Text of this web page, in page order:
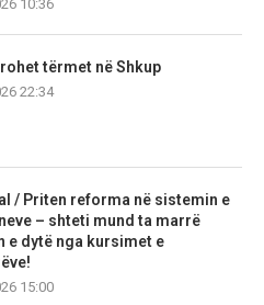
10:36
tërmet në Shkup
22:34
/ Priten reforma në sistemin e
– shteti mund ta marrë
e dytë nga kursimet e
15:00